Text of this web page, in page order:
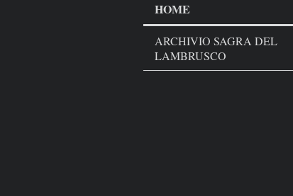
HOME
ARCHIVIO SAGRA DEL
LAMBRUSCO